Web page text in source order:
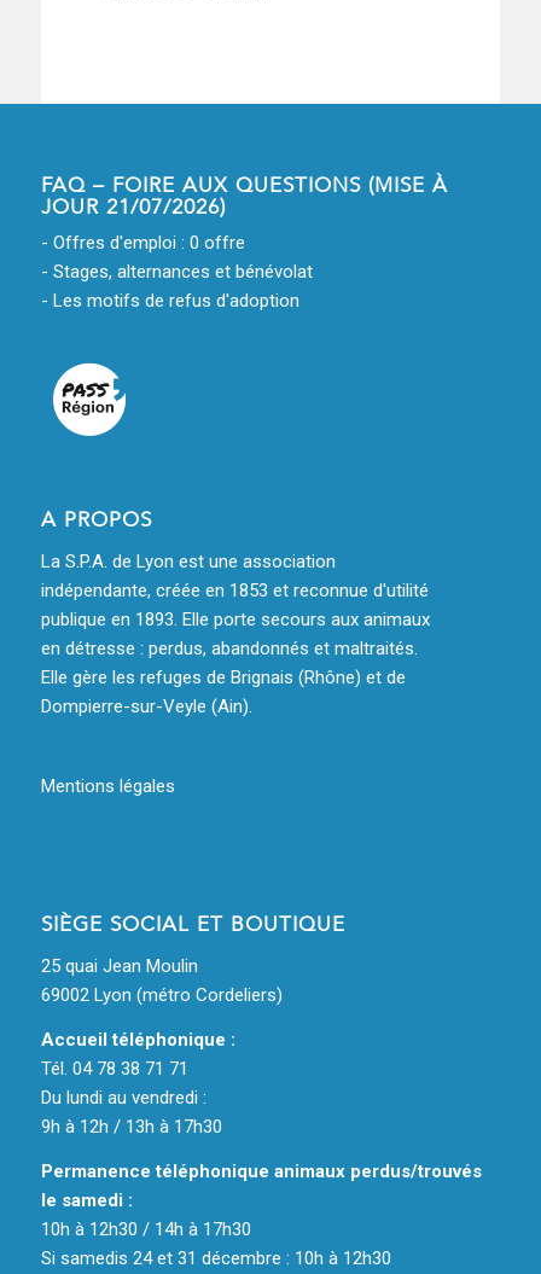
FAQ – FOIRE AUX QUESTIONS (MISE À
JOUR 21/07/2026)
- Offres d'emploi : 0 offre
- Stages, alternances et bénévolat
- Les motifs de refus d'adoption
A PROPOS
La S.P.A. de Lyon est une association
indépendante, créée en 1853 et reconnue d'utilité
publique en 1893. Elle porte secours aux animaux
en détresse : perdus, abandonnés et maltraités.
Elle gère les refuges de Brignais (Rhône) et de
Dompierre-sur-Veyle (Ain).
Mentions légales
SIÈGE SOCIAL ET BOUTIQUE
25 quai Jean Moulin
69002 Lyon (métro Cordeliers)
Accueil téléphonique :
Tél. 04 78 38 71 71
Du lundi au vendredi :
9h à 12h / 13h à 17h30
Permanence téléphonique animaux perdus/trouvés
le samedi :
10h à 12h30 / 14h à 17h30
Si samedis 24 et 31 décembre : 10h à 12h30